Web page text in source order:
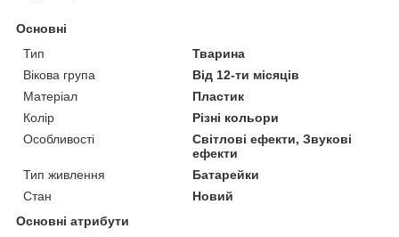
Основні
Тип
Тварина
Вікова група
Від 12-ти місяців
Матеріал
Пластик
Колір
Різні кольори
Особливості
Світлові ефекти, Звукові
ефекти
Тип живлення
Батарейки
Стан
Новий
Основні атрибути